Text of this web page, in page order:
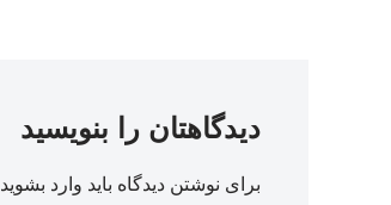
دیدگاهتان را بنویسید
برای نوشتن دیدگاه باید وارد بشوید